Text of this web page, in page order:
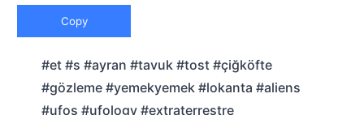
Copy
#et #s #ayran #tavuk #tost #çiğköfte
#gözleme #yemekyemek #lokanta #aliens
#ufos #ufology #extraterrestre